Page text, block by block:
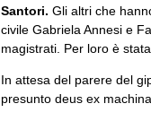
Santori. Gli altri che
civile Gabriela Annesi e
magistrati. Per loro è
In attesa del parere del
presunto deus ex